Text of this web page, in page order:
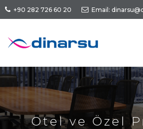
+90 282 726 60 20 Email:
Otel ve Özel